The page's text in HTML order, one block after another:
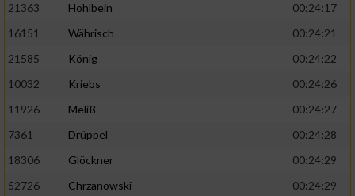
21363
Hohlbein
00:24:17
16151
Währisch
00:24:21
21585
König
00:24:22
10032
Kriebs
00:24:26
11926
Meliß
00:24:27
7361
Drüppel
00:24:28
18306
Glöckner
00:24:29
52726
Chrzanowski
00:24:29